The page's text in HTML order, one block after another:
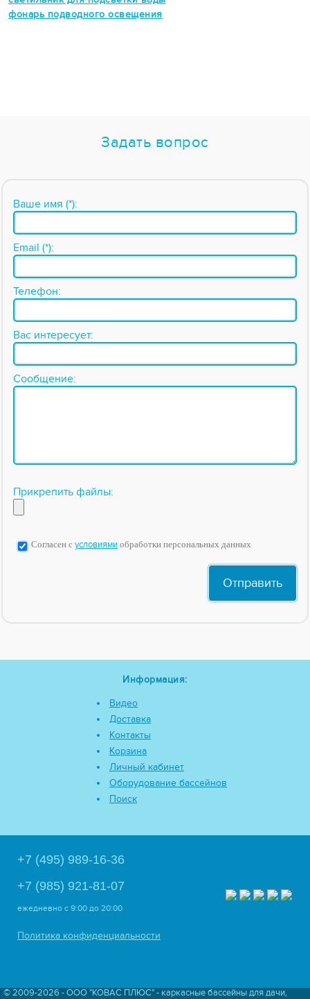
фонарь подводного освещения
Задать вопрос
Ваше имя (*):
Email (*):
Телефон:
Вас интересует:
Сообщение:
Прикрепить файлы:
Согласен с условиями обработки персональных данных
Информация:
Видео
Доставка
Контакты
Корзина
Личный кабинет
Оборудование бассейнов
Поиск
+7 (495) 989-16-36
+7 (985) 921-81-07
ежедневно с 9:00 до 20:00
Политика конфиденциальности
© 2009-2026 - ООО "КОВАС ПЛЮС" - каркасные бассейны для дачи,